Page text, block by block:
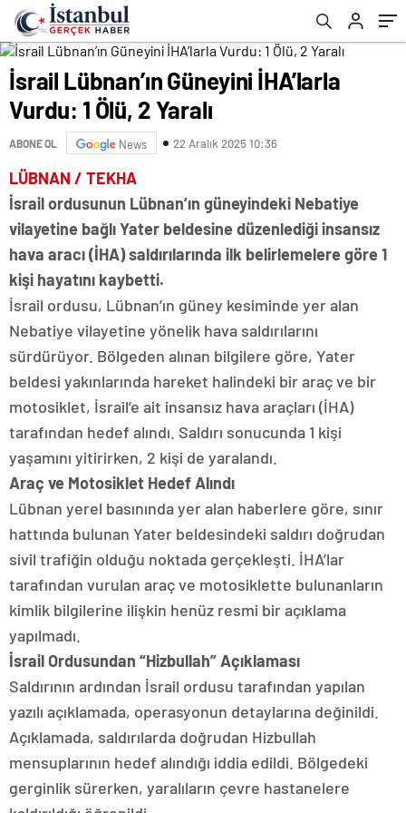
İsrail Lübnan’ın Güneyini İHA’larla
Vurdu: 1 Ölü, 2 Yaralı
ABONE OL News 22 Aralık 2025 10:36
LÜBNAN / TEKHA
İsrail ordusunun Lübnan’ın güneyindeki Nebatiye
vilayetine bağlı Yater beldesine düzenlediği insansız
hava aracı (İHA) saldırılarında ilk belirlemelere göre 1
kişi hayatını kaybetti.
İsrail ordusu, Lübnan’ın güney kesiminde yer alan
Nebatiye vilayetine yönelik hava saldırılarını
sürdürüyor. Bölgeden alınan bilgilere göre, Yater
beldesi yakınlarında hareket halindeki bir araç ve bir
motosiklet, İsrail’e ait insansız hava araçları (İHA)
tarafından hedef alındı. Saldırı sonucunda 1 kişi
yaşamını yitirirken, 2 kişi de yaralandı.
Araç ve Motosiklet Hedef Alındı
Lübnan yerel basınında yer alan haberlere göre, sınır
hattında bulunan Yater beldesindeki saldırı doğrudan
sivil trafiğin olduğu noktada gerçekleşti. İHA’lar
tarafından vurulan araç ve motosiklette bulunanların
kimlik bilgilerine ilişkin henüz resmi bir açıklama
yapılmadı.
İsrail Ordusundan “Hizbullah” Açıklaması
Saldırının ardından İsrail ordusu tarafından yapılan
yazılı açıklamada, operasyonun detaylarına değinildi.
Açıklamada, saldırılarda doğrudan Hizbullah
mensuplarının hedef alındığı iddia edildi. Bölgedeki
gerginlik sürerken, yaralıların çevre hastanelere